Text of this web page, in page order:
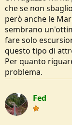
che se non
però anche le
sembrano
fare solo
questo tipo di
Per quanto
problema.
Fed